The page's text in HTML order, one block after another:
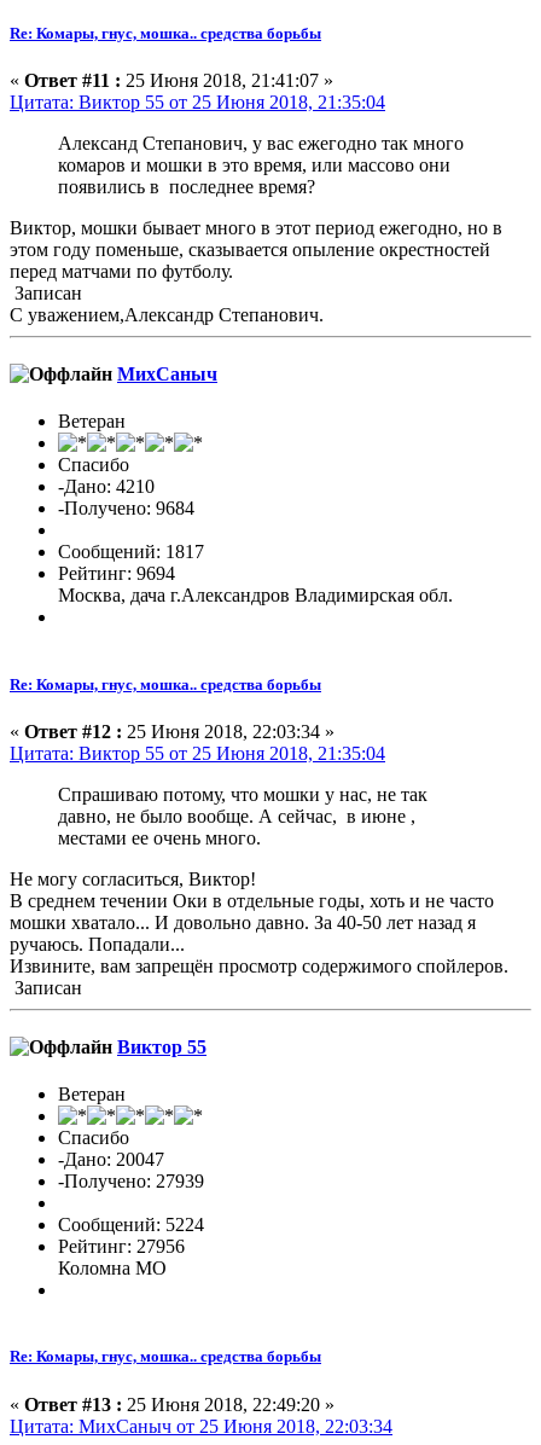
Re: Комары, гнус, мошка.. средства борьбы
« Ответ #11 : 25 Июня 2018, 21:41:07 »
Цитата: Виктор 55 от 25 Июня 2018, 21:35:04
Александ Степанович, у вас ежегодно так много
комаров и мошки в это время, или массово они
появились в последнее время?
Виктор, мошки бывает много в этот период ежегодно, но в
этом году поменьше, сказывается опыление окрестностей
перед матчами по футболу.
Записан
С уважением,Александр Степанович.
МихСаныч
Ветеран
Спасибо
-Дано: 4210
-Получено: 9684
Сообщений: 1817
Рейтинг: 9694
Москва, дача г.Александров Владимирская обл.
Re: Комары, гнус, мошка.. средства борьбы
« Ответ #12 : 25 Июня 2018, 22:03:34 »
Цитата: Виктор 55 от 25 Июня 2018, 21:35:04
Спрашиваю потому, что мошки у нас, не так
давно, не было вообще. А сейчас, в июне ,
местами ее очень много.
Не могу согласиться, Виктор!
В среднем течении Оки в отдельные годы, хоть и не часто
мошки хватало... И довольно давно. За 40-50 лет назад я
ручаюсь. Попадали...
Извините, вам запрещён просмотр содержимого спойлеров.
Записан
Виктор 55
Ветеран
Спасибо
-Дано: 20047
-Получено: 27939
Сообщений: 5224
Рейтинг: 27956
Коломна МО
Re: Комары, гнус, мошка.. средства борьбы
« Ответ #13 : 25 Июня 2018, 22:49:20 »
Цитата: МихСаныч от 25 Июня 2018, 22:03:34